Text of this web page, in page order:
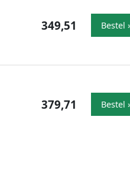
349,51 Bestel
379,71 Bestel